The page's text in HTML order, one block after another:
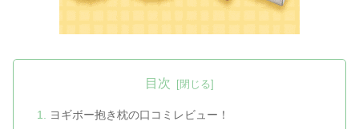
目次
ヨギボー抱き枕の口コミレビュー！